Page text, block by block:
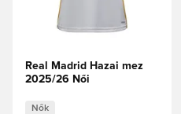
Real Madrid Hazai mez
2025/26 Női
Nők